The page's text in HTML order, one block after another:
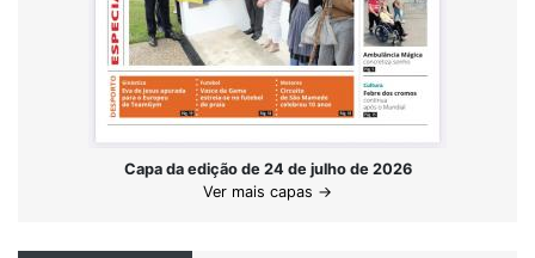
Capa da edição de 24 de julho de 2026
Ver mais capas →